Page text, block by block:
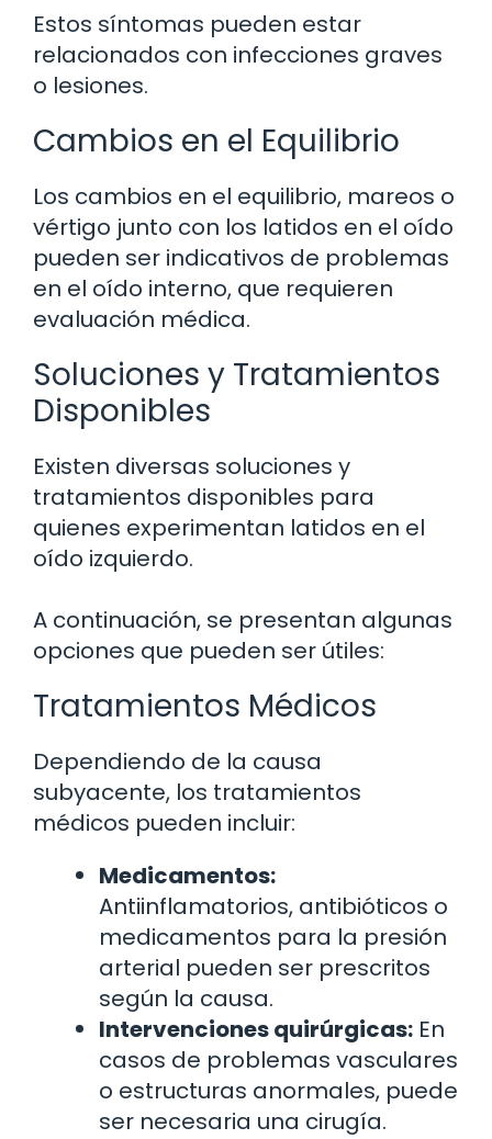
Estos síntomas pueden estar
relacionados con infecciones graves
o lesiones.
Cambios en el Equilibrio
Los cambios en el equilibrio, mareos o
vértigo junto con los latidos en el oído
pueden ser indicativos de problemas
en el oído interno, que requieren
evaluación médica.
Soluciones y Tratamientos
Disponibles
Existen diversas soluciones y
tratamientos disponibles para
quienes experimentan latidos en el
oído izquierdo.
A continuación, se presentan algunas
opciones que pueden ser útiles:
Tratamientos Médicos
Dependiendo de la causa
subyacente, los tratamientos
médicos pueden incluir:
Medicamentos:
Antiinflamatorios, antibióticos o
medicamentos para la presión
arterial pueden ser prescritos
según la causa.
Intervenciones quirúrgicas: En
casos de problemas vasculares
o estructuras anormales, puede
ser necesaria una cirugía.